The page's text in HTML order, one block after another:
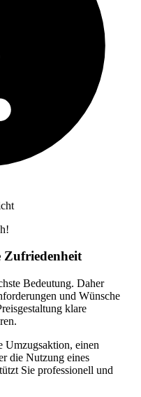
Zufriedenheit
Bedeutung. Daher
und Wünsche
klare
Umzugsaktion, einen
die Nutzung eines
Sie professionell und